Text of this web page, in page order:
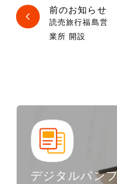
前のお知らせ
読売旅行福島営
業所 開設
デジタルパン